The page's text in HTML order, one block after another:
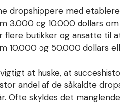
dropshippere med
3.000 og 10.000 dollars
flere butikker og ansatte til
10.000 og 50.000 dollars
at huske, at
andel af de såkaldte
Ofte skyldes det